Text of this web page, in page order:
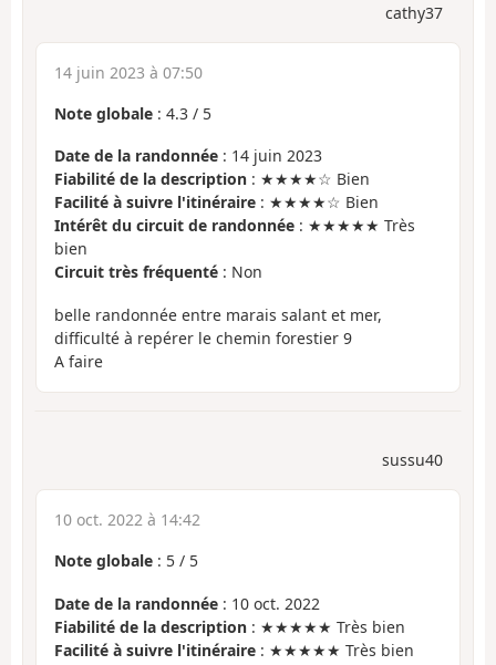
cathy37
14 juin 2023 à 07:50
Note globale : 4.3 / 5
Date de la randonnée : 14 juin 2023
Fiabilité de la description : ★★★★☆ Bien
Facilité à suivre l'itinéraire : ★★★★☆ Bien
Intérêt du circuit de randonnée : ★★★★★ Très
bien
Circuit très fréquenté : Non
belle randonnée entre marais salant et mer,
difficulté à repérer le chemin forestier 9
A faire
sussu40
10 oct. 2022 à 14:42
Note globale : 5 / 5
Date de la randonnée : 10 oct. 2022
Fiabilité de la description : ★★★★★ Très bien
Facilité à suivre l'itinéraire : ★★★★★ Très bien